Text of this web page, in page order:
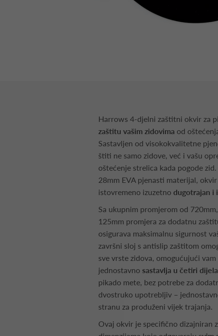
Harrows 4-djelni zaštitni okvir za
zaštitu vašim zidovima od
Sastavljen od visokokvalitetne
štiti ne samo zidove, već i vašu
oštećenje strelica kada pogode
28mm EVA pjenasti materijal,
istovremeno izuzetno dugotrajan i
Sa ukupnim promjerom od
125mm promjera za dodatnu
osigurava maksimalnu sigurnost
završni sloj s antislip zaštitom
sve vrste zidova, omogućujući
jednostavno sastavlja u četiri dijela
pikado mete, bez potrebe za
dvostruko upotrebljiv –
stranu za produženi vijek trajanja.
Ovaj okvir je specifično dizajniran